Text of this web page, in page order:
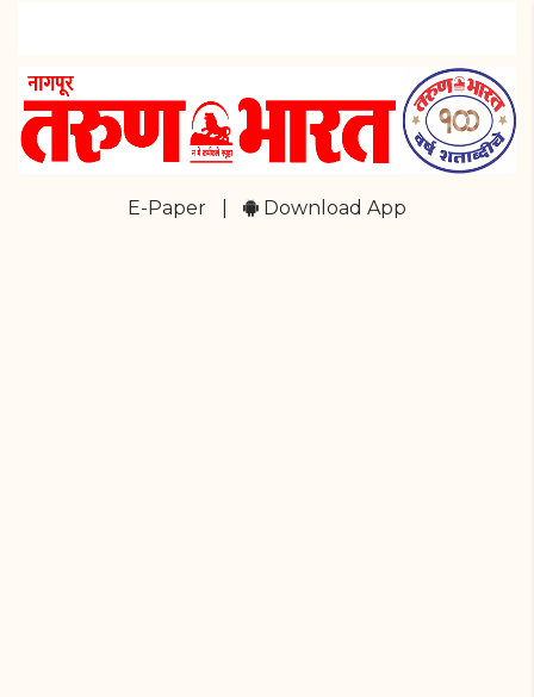
E-Paper Download App